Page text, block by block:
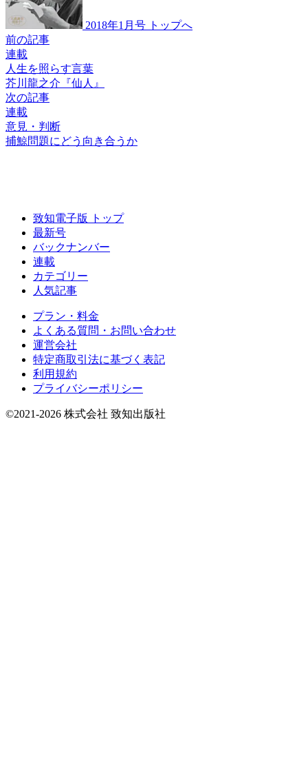
2018年1月号 トップへ
前の記事
連載
人生を照らす言葉
芥川龍之介『仙人』
次の記事
連載
意見・判断
捕鯨問題にどう向き合うか
致知電子版 トップ
最新号
バックナンバー
連載
カテゴリー
人気記事
プラン・料金
よくある質問・お問い合わせ
運営会社
特定商取引法に基づく表記
利用規約
プライバシーポリシー
©2021-2026 株式会社 致知出版社